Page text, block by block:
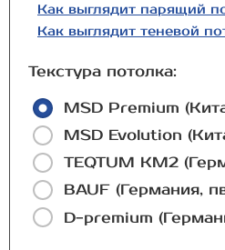
Как выглядит парящий
Как выглядит теневой
Текстура потолка:
MSD Premium
MSD Evolution
TEQTUM КМ2
BAUF (Германия,
D-premium